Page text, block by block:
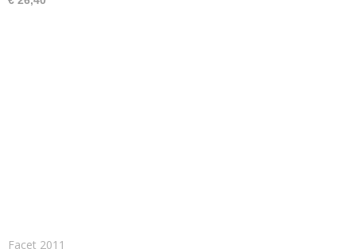
Facet 2011